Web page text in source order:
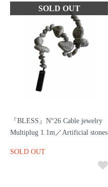
『BLESS』N°26 Cable jewelry
Multiplug 1.1m／Artificial stones
SOLD OUT